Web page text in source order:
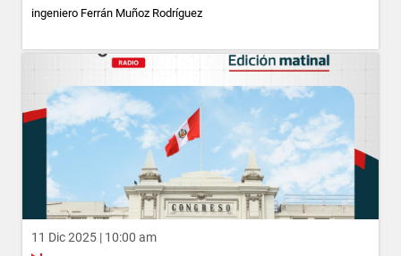
ingeniero Ferrán Muñoz Rodríguez
11 Dic 2025 | 10:00 am